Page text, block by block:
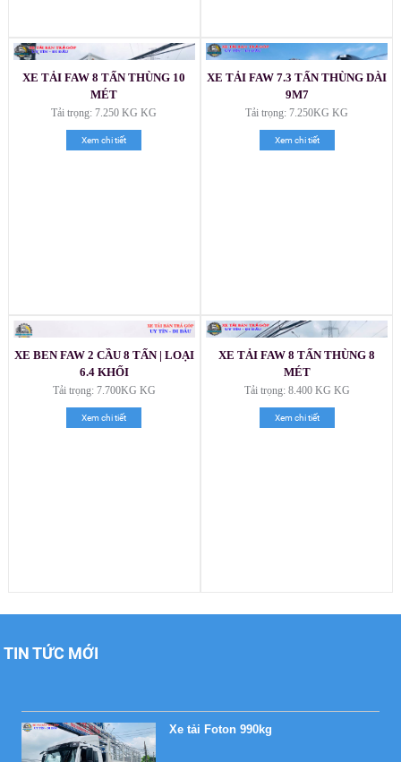
XE TẢI FAW 8 TẤN THÙNG 10
MÉT
Tải trọng: 7.250 KG KG
Xem chi tiết
XE TẢI FAW 7.3 TẤN THÙNG DÀI
9M7
Tải trọng: 7.250KG KG
Xem chi tiết
XE BEN FAW 2 CẦU 8 TẤN | LOẠI
6.4 KHỐI
Tải trọng: 7.700KG KG
Xem chi tiết
XE TẢI FAW 8 TẤN THÙNG 8
MÉT
Tải trọng: 8.400 KG KG
Xem chi tiết
TIN TỨC MỚI